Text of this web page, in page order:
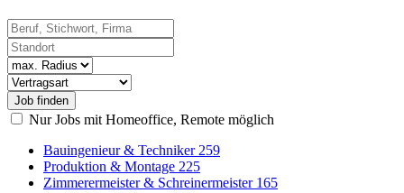
Beruf, Stichwort, Firma
Standort
Radius
Vertragsart
Nur Jobs mit Homeoffice, Remote möglich
Bauingenieur & Techniker 259
Produktion & Montage 225
Zimmerermeister & Schreinermeister 165